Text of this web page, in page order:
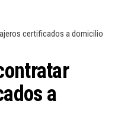
l
certificados a domicilio
a